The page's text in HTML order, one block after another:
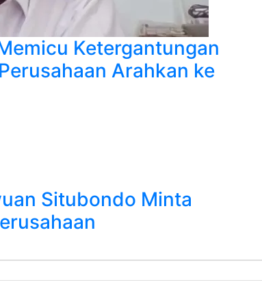
Ketergantungan
Arahkan ke
Situbondo Minta